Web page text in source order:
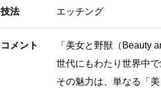
技法 エッチング
コメント
「美女と野獣（Beauty
世代にもわたり世界中
その魅力は、単なる「